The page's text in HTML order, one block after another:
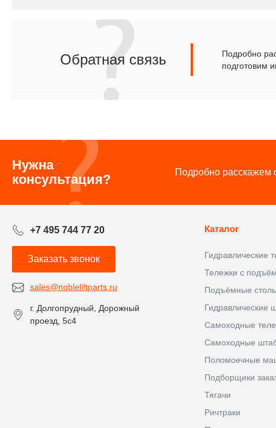
Обратная связь
Подробно
подготовим
Нужна
консультация?
Подробно расскажем
+7 495 744 77 20
Заказать звонок
sales@nobleliftparts.ru
г. Долгопрудный, Дорожный
проезд, 5с4
Каталог
Гидравлические
Тележки с
Подъёмные
Гидравлические
Самоходные
Самоходные
Поломоечные
Подборщики
Тягачи
Ричтраки